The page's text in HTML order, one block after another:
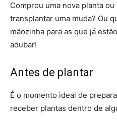
Comprou uma nova planta ou
transplantar uma muda? Ou
mãozinha para as que já
adubar!
Antes de plantar
É o momento ideal de
receber plantas dentro de